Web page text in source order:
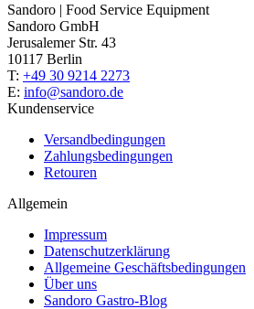
Sandoro | Food Service Equipment
Sandoro GmbH
Jerusalemer Str. 43
10117 Berlin
T: +49 30 9214 2273
E: info@sandoro.de
Kundenservice
Versandbedingungen
Zahlungsbedingungen
Retouren
Allgemein
Impressum
Datenschutzerklärung
Allgemeine Geschäftsbedingungen
Über uns
Sandoro Gastro-Blog